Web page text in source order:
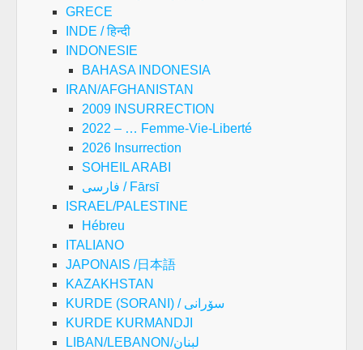
GRECE
INDE / हिन्दी
INDONESIE
BAHASA INDONESIA
IRAN/AFGHANISTAN
2009 INSURRECTION
2022 – … Femme-Vie-Liberté
2026 Insurrection
SOHEIL ARABI
فارسی / Fārsī
ISRAEL/PALESTINE
Hébreu
ITALIANO
JAPONAIS /日本語
KAZAKHSTAN
KURDE (SORANI) / سۆرانی
KURDE KURMANDJI
LIBAN/LEBANON/لبنان